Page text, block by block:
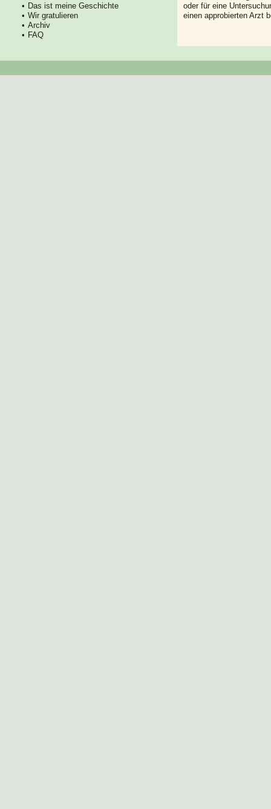
Das ist meine Geschichte
Wir gratulieren
Archiv
FAQ
oder für eine
einen approbierten Arzt